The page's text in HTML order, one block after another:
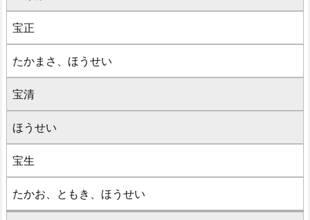
宝正
たかまさ、ほうせい
宝清
ほうせい
宝生
たかお、ともき、ほうせい